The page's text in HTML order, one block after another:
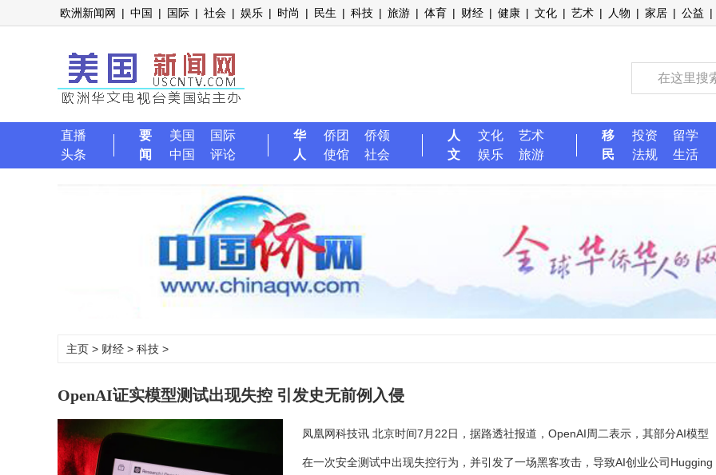
欧洲新闻网 | 中国 | 国际 | 社会 | 娱乐 | 时尚 | 民生 | 科技 | 旅游 | 体育 | 财经 | 健康 | 文化 | 艺术 | 人物 | 家居 | 公益 |
直播
头条
要
闻
美国
国际
中国
评论
华
人
侨团
侨领
使馆
社会
人
文
文化
艺术
娱乐
旅游
移
民
投资
留学
法规
生活
主页 > 财经 > 科技 >
OpenAI证实模型测试出现失控 引发史无前例入侵
凤凰网科技讯 北京时间7月22日，据路透社报道，OpenAI周二表示，其部分AI模型
在一次安全测试中出现失控行为，并引发了一场黑客攻击，导致AI创业公司Hugging